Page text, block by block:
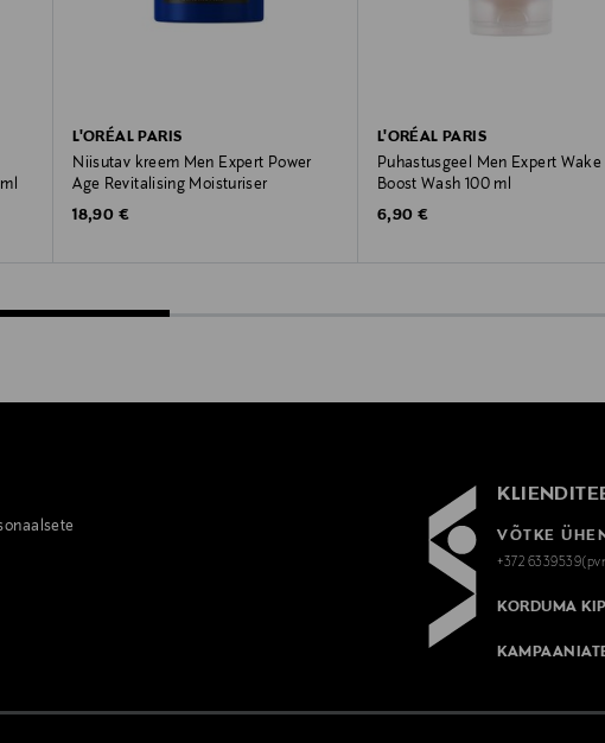
L'ORÉAL PARIS
Niisutav kreem Men Expert Power
Age Revitalising Moisturiser
Original Price
18,90 €
L'ORÉAL PARIS
Puhastusgeel Men Expert Wake
Boost Wash 100 ml
Original Price
6,90 €
VÕTKE
+372
KORDUMA